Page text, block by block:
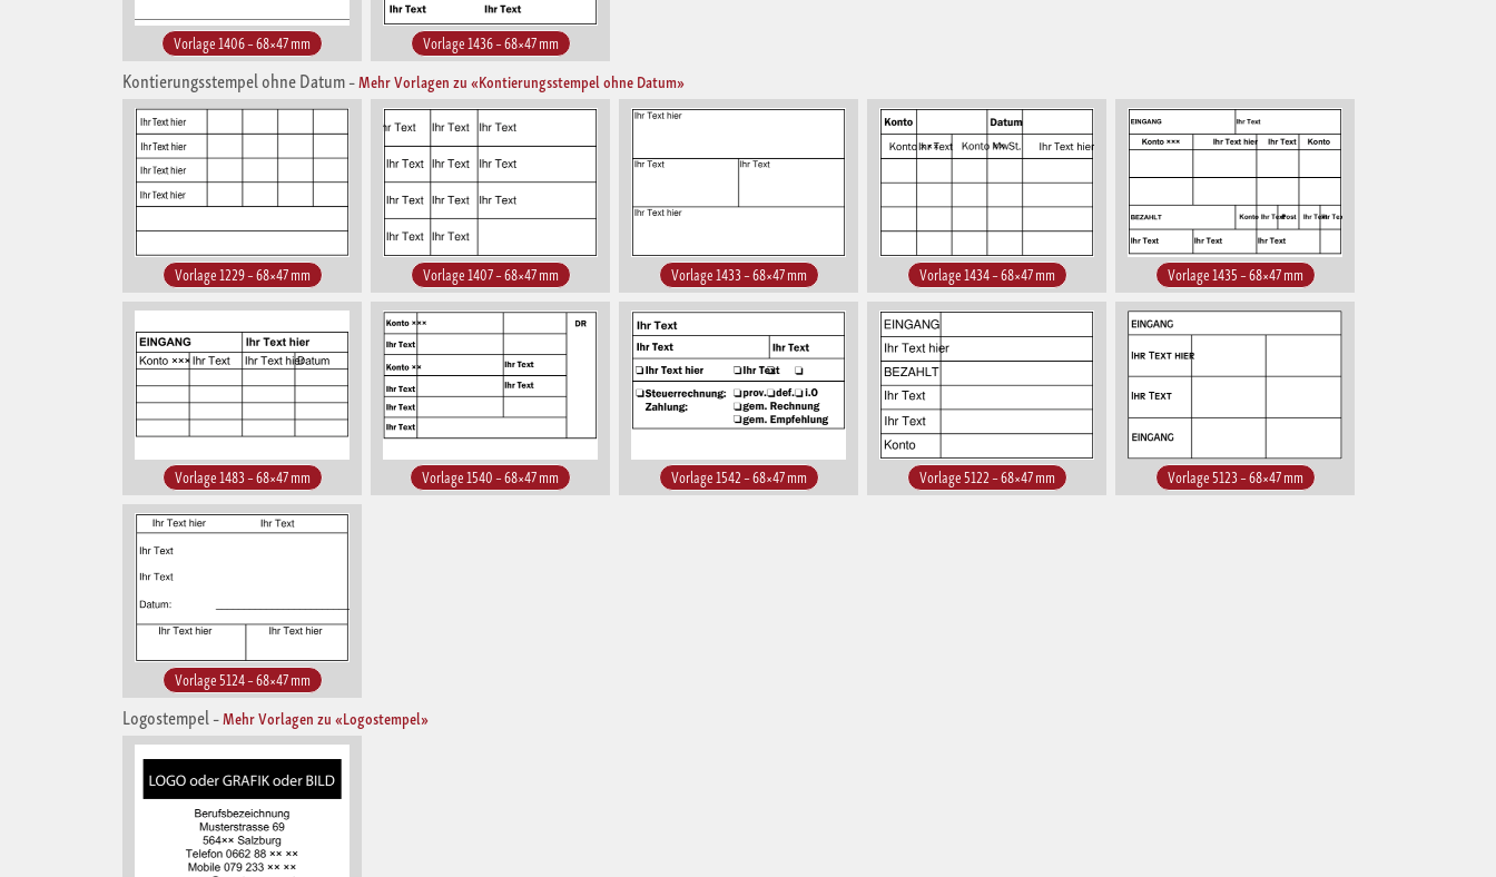
Vorlage 1406 – 68×47 mm Vorlage 1436 – 68×47 mm
Kontierungsstempel ohne Datum–Mehr Vorlagen zu «Kontierungsstempel ohne Datum»
Vorlage 1229 – 68×47 mm Vorlage 1407 – 68×47 mm Vorlage 1433 – 68×47 mm Vorlage 1434 – 68×47 mm Vorlage 1435 – 68×47 mm
Vorlage 1483 – 68×47 mm Vorlage 1540 – 68×47 mm Vorlage 1542 – 68×47 mm Vorlage 5122 – 68×47 mm Vorlage 5123 – 68×47 mm
Vorlage 5124 – 68×47 mm
Logostempel–Mehr Vorlagen zu «Logostempel»